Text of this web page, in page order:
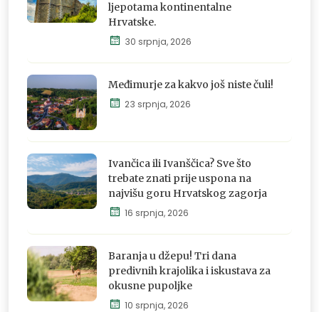
doživi
ljepotama kontinentalne
Hrvatske.
30 srpnja, 2026
Istraži,
osjeti i
doživi
Međimurje za kakvo još niste čuli!
23 srpnja, 2026
osjeti i
doživi
Ivančica ili Ivanščica? Sve što
trebate znati prije uspona na
najvišu goru Hrvatskog zagorja
16 srpnja, 2026
Baranja u džepu! Tri dana
predivnih krajolika i iskustava za
okusne pupoljke
10 srpnja, 2026